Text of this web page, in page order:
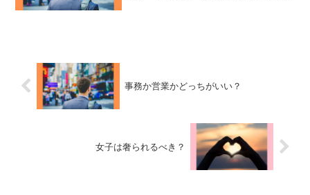
事務か営業かどっちがいい？
女子は奢られるべき？